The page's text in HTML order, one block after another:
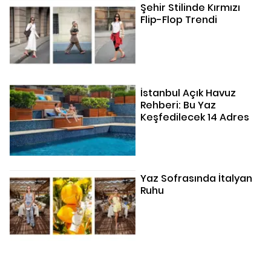
Şehir Stilinde Kırmızı
Flip-Flop Trendi
İstanbul Açık Havuz
Rehberi: Bu Yaz
Keşfedilecek 14 Adres
Yaz Sofrasında İtalyan
Ruhu